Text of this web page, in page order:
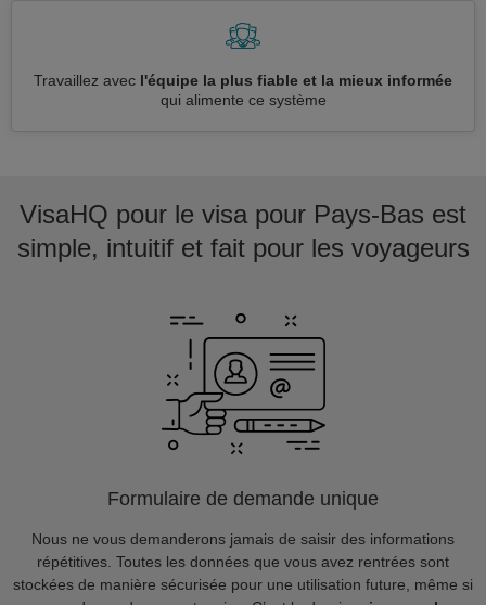
Travaillez avec l'équipe la plus fiable et la mieux informée
qui alimente ce système
VisaHQ pour le visa pour Pays-Bas est
simple, intuitif et fait pour les voyageurs
Formulaire de demande unique
Nous ne vous demanderons jamais de saisir des informations
répétitives. Toutes les données que vous avez rentrées sont
stockées de manière sécurisée pour une utilisation future, même si